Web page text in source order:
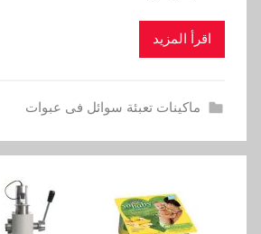
اقرأ المزيد
ماكينات تعبئة سوائل فى عبوات